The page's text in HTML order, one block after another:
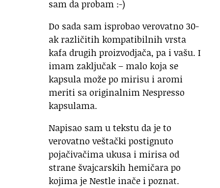
sam da probam :-)
Do sada sam isprobao verovatno 30-
ak različitih kompatibilnih vrsta
kafa drugih proizvodjača, pa i vašu. I
imam zaključak – malo koja se
kapsula može po mirisu i aromi
meriti sa originalnim Nespresso
kapsulama.
Napisao sam u tekstu da je to
verovatno veštački postignuto
pojačivačima ukusa i mirisa od
strane švajcarskih hemičara po
kojima je Nestle inače i poznat.